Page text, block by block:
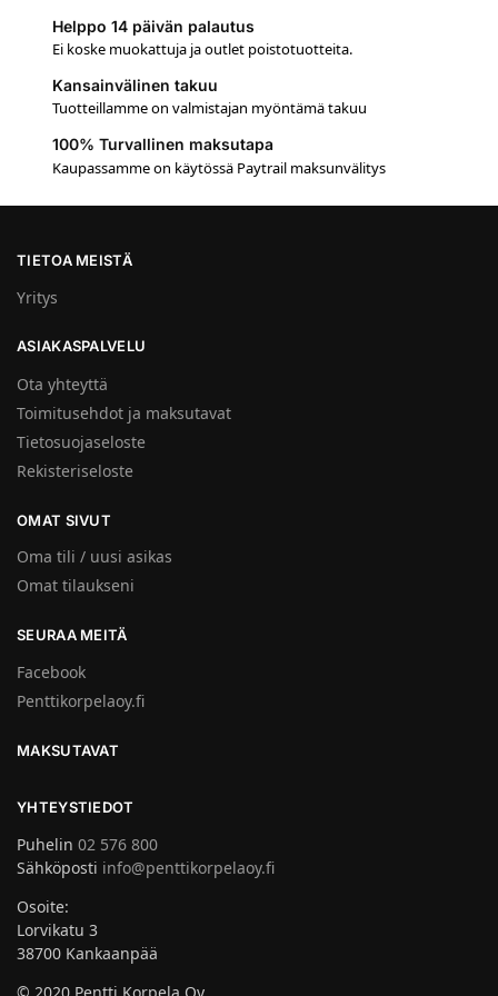
Helppo 14 päivän palautus
Ei koske muokattuja ja outlet poistotuotteita.
Kansainvälinen takuu
Tuotteillamme on valmistajan myöntämä takuu
100% Turvallinen maksutapa
Kaupassamme on käytössä Paytrail maksunvälitys
TIETOA MEISTÄ
Yritys
ASIAKASPALVELU
Ota yhteyttä
Toimitusehdot ja maksutavat
Tietosuojaseloste
Rekisteriseloste
OMAT SIVUT
Oma tili / uusi asikas
Omat tilaukseni
SEURAA MEITÄ
Facebook
Penttikorpelaoy.fi
MAKSUTAVAT
YHTEYSTIEDOT
Puhelin 02 576 800
Sähköposti info@penttikorpelaoy.fi
Osoite:
Lorvikatu 3
38700 Kankaanpää